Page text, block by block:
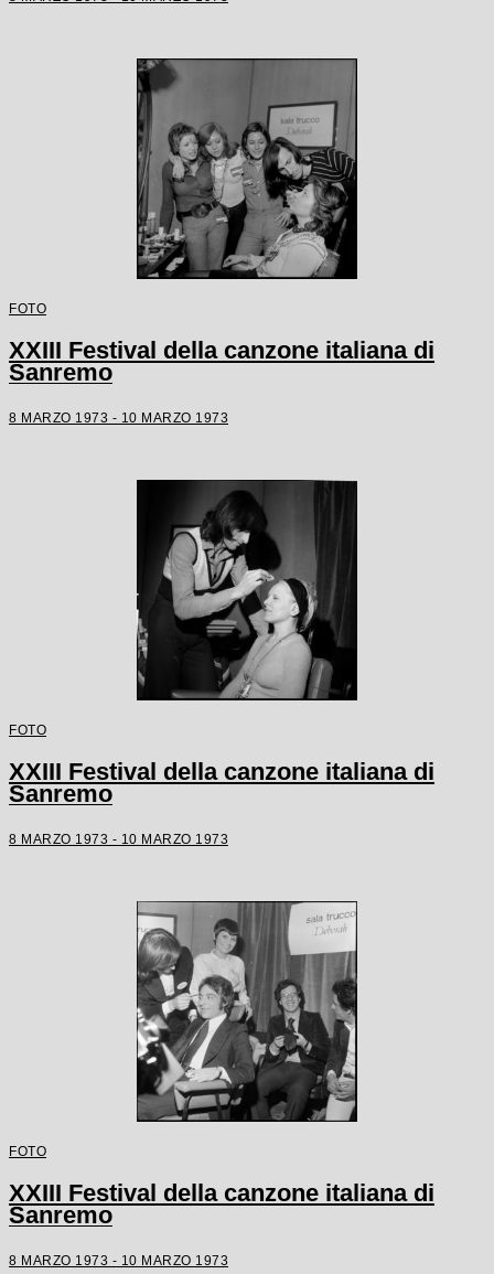
FOTO
XXIII Festival della canzone italiana di
Sanremo
8 MARZO 1973 - 10 MARZO 1973
FOTO
XXIII Festival della canzone italiana di
Sanremo
8 MARZO 1973 - 10 MARZO 1973
FOTO
XXIII Festival della canzone italiana di
Sanremo
8 MARZO 1973 - 10 MARZO 1973